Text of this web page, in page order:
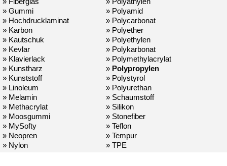
» Gummi
» Hochdrucklaminat
» Karbon
» Kautschuk
» Kevlar
» Klavierlack
» Kunstharz
» Kunststoff
» Linoleum
» Melamin
» Methacrylat
» Moosgummi
» MySofty
» Neopren
» Nylon
» Polyamid
» Polycarbonat
» Polyether
» Polyethylen
» Polykarbonat
» Polymethylacrylat
» Polypropylen
» Polystyrol
» Polyurethan
» Schaumstoff
» Silikon
» Stonefiber
» Teflon
» Tempur
» TPE